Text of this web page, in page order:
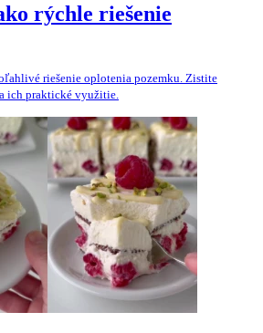
rýchle riešenie
riešenie oplotenia pozemku. Zistite
ich praktické využitie.